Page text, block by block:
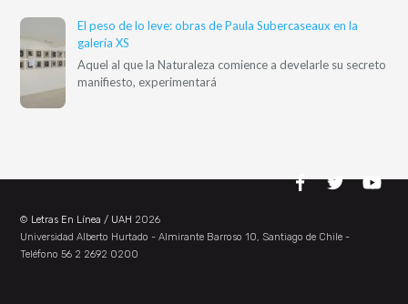
El peso de lo leve: obras de Paula Subercaseaux en la
galería XS
Aquel al que la Naturaleza comience a develarle su secreto
manifiesto, experimentará
© Letras En Línea / UAH 2026
Universidad Alberto Hurtado - Almirante Barroso 10, Santiago de Chile -
Teléfono 56 2 2692 0200